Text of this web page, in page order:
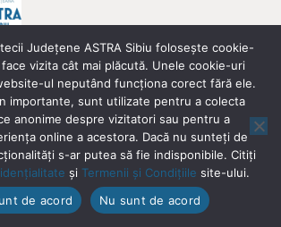
Barițiu, nr. 5/7
269 210551
269 215775
Județene ASTRA Sibiu folosește cookie-
vizita cât mai plăcută. Unele cookie-uri
ul neputând funcționa corect fără ele.
importante, sunt utilizate pentru a colecta
anonime despre vizitatori sau pentru a
online a acestora. Dacă nu sunteți de
s-ar putea să fie indisponibile. Citiți
și Termenii și Condițiile site-ului.
de acord
Nu sunt de acord